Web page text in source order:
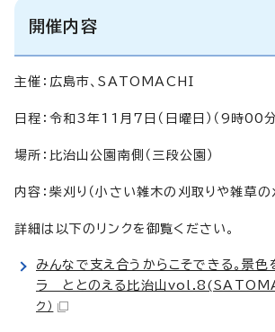
開催内容
主催：広島市、SATOMACHI
日程：令和3年11月7日（日曜日）（9時00
場所：比治山公園南側（三段公園）
内容：柴刈り（小さい雑木の刈取りや雑草の
詳細は以下のリンクを御覧ください。
みんなで支え合うからこそできる。景色
ラ ととのえる比治山
ク）